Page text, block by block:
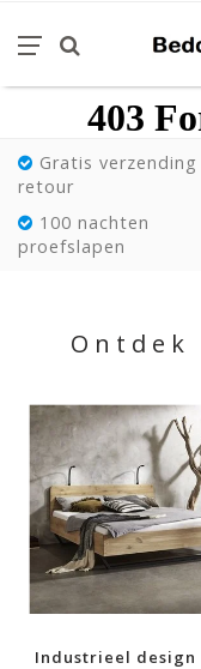
Gratis verzending
retour
100 nachten
proefslapen
Ontdek
Industrieel design